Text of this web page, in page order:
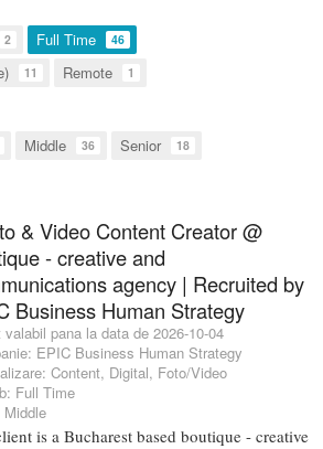
2 Full Time 46
11 Remote 1
Middle 36 Senior 18
& Video Content Creator @
- creative and
agency | Recruited by
Business Human Strategy
valabil pana la data de 2026-10-04
EPIC Business Human Strategy
Content, Digital, Foto/Video
Full Time
Middle
is a Bucharest based boutique - creative